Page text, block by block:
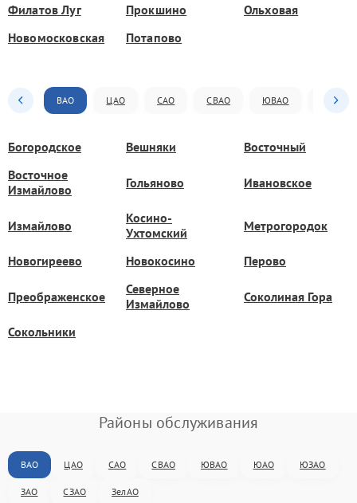
Филатов Луг
Прокшино
Ольховая
Новомосковская
Потапово
ВАО ЦАО САО СВАО ЮВАО ЮАО
Богородское Вешняки
Восточный
Восточное
Измайлово
Гольяново Ивановское
Измайлово
Косино-
Ухтомский
Метрогородок
Новогиреево Новокосино Перово
Преображенское
Северное
Измайлово
Соколиная Гора
Сокольники
Районы обслуживания
ВАО ЦАО САО СВАО ЮВАО ЮАО ЮЗАО
ЗАО СЗАО ЗелАО